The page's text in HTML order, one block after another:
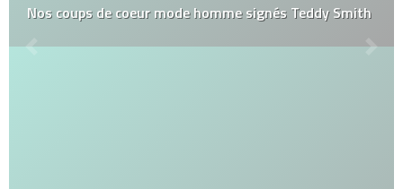
Nos coups de coeur mode homme signés Teddy Smith